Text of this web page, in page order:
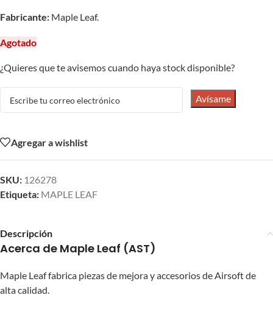
Fabricante: Maple Leaf.
Agotado
¿Quieres que te avisemos cuando haya stock disponible?
Avísame
Agregar a wishlist
SKU: 126278
Etiqueta: MAPLE LEAF
Descripción
Acerca de Maple Leaf (AST)
Maple Leaf fabrica piezas de mejora y accesorios de Airsoft de
alta calidad.